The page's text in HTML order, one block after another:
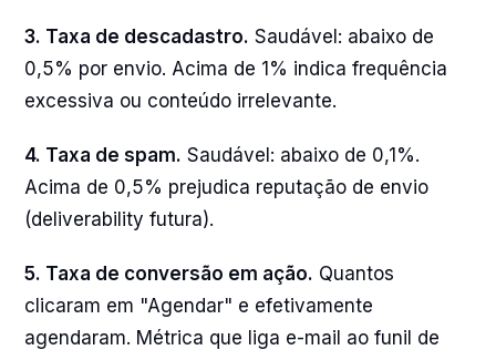
3. Taxa de descadastro. Saudável: abaixo de
0,5% por envio. Acima de 1% indica frequência
excessiva ou conteúdo irrelevante.
4. Taxa de spam. Saudável: abaixo de 0,1%.
Acima de 0,5% prejudica reputação de envio
(deliverability futura).
5. Taxa de conversão em ação. Quantos
clicaram em "Agendar" e efetivamente
agendaram. Métrica que liga e-mail ao funil de